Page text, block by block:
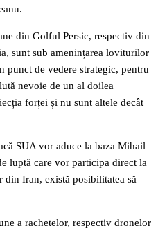
din Golful Persic, respectiv din
sunt sub amenințarea loviturilor
punct de vedere strategic, pentru
nevoie de un al doilea
forței și nu sunt altele decât
SUA vor aduce la baza Mihail
luptă care vor participa direct la
Iran, există posibilitatea să
a rachetelor, respectiv dronelor